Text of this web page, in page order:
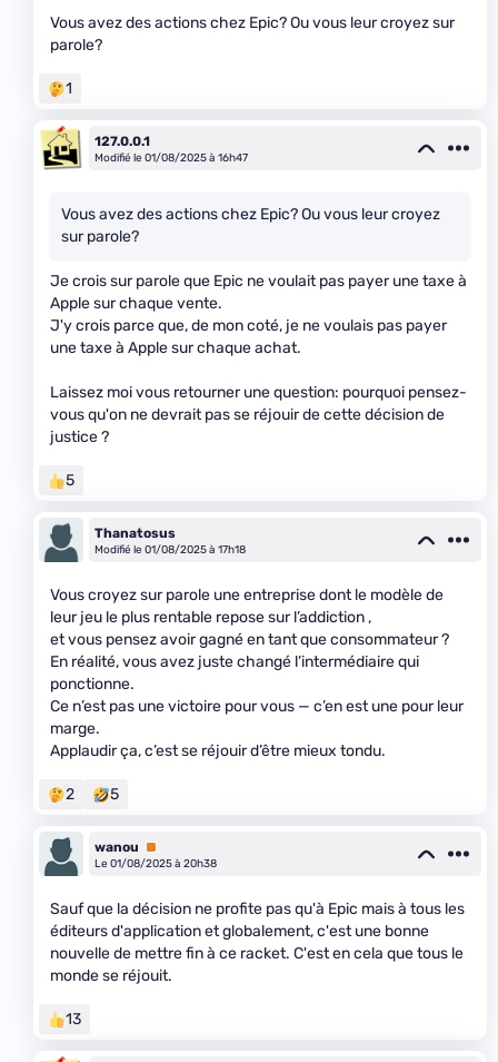
Vous avez des actions chez Epic? Ou vous leur croyez sur
parole?
1
127.0.0.1
Modifié le 01/08/2025 à 16h47
Vous avez des actions chez Epic? Ou vous leur croyez
sur parole?
Je crois sur parole que Epic ne voulait pas payer une taxe à
Apple sur chaque vente.
J'y crois parce que, de mon coté, je ne voulais pas payer
une taxe à Apple sur chaque achat.
Laissez moi vous retourner une question: pourquoi pensez-
vous qu'on ne devrait pas se réjouir de cette décision de
justice ?
5
Thanatosus
Modifié le 01/08/2025 à 17h18
Vous croyez sur parole une entreprise dont le modèle de
leur jeu le plus rentable repose sur l’addiction ,
et vous pensez avoir gagné en tant que consommateur ?
En réalité, vous avez juste changé l’intermédiaire qui
ponctionne.
Ce n’est pas une victoire pour vous — c’en est une pour leur
marge.
Applaudir ça, c’est se réjouir d’être mieux tondu.
2 5
wanou
Premium
Le 01/08/2025 à 20h38
Sauf que la décision ne profite pas qu'à Epic mais à tous les
éditeurs d'application et globalement, c'est une bonne
nouvelle de mettre fin à ce racket. C'est en cela que tous le
monde se réjouit.
13